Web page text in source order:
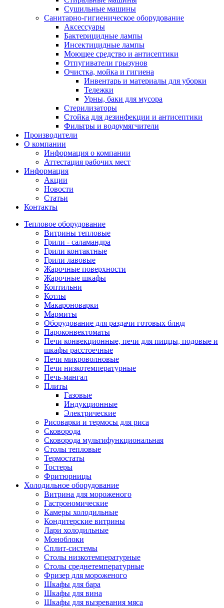
Сушильные машины
Санитарно-гигиеническое оборудование
Аксессуары
Бактерицидные лампы
Инсектицидные лампы
Моющее средство и антисептики
Отпугиватели грызунов
Очистка, мойка и гигиена
Инвентарь и материалы для уборки
Тележки
Урны, баки для мусора
Стерилизаторы
Стойка для дезинфекции и антисептики
Фильтры и водоумягчители
Производители
О компании
Информация о компании
Аттестация рабочих мест
Информация
Акции
Новости
Статьи
Контакты
Тепловое оборудование
Витрины тепловые
Грили - саламандра
Грили контактные
Грили лавовые
Жарочные поверхности
Жарочные шкафы
Коптильни
Котлы
Макароноварки
Мармиты
Оборудование для раздачи готовых блюд
Пароконвектоматы
Печи конвекционные, печи для пиццы, подовые и
шкафы расстоечные
Печи микроволновые
Печи низкотемпературные
Печь-мангал
Плиты
Газовые
Индукционные
Электрические
Рисоварки и термосы для риса
Сковорода
Сковорода мультифункциональная
Столы тепловые
Термостаты
Тостеры
Фритюрницы
Холодильное оборудование
Витрина для мороженого
Гастрономические
Камеры холодильные
Кондитерские витрины
Лари холодильные
Моноблоки
Сплит-системы
Столы низкотемпературные
Столы среднетемпературные
Фризер для мороженого
Шкафы для бара
Шкафы для вина
Шкафы для вызревания мяса